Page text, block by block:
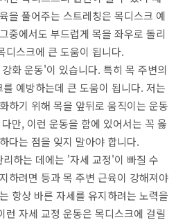
을 풀어주는 스트레칭은 목디스크 예
중에서도 부드럽게 목을 좌우로 돌리
디스크에 큰 도움이 됩니다.
화 운동'이 있습니다. 특히 목 주변의
예방하는데 큰 도움이 됩니다. 저는
하기 위해 목을 앞뒤로 움직이는 운동
만, 이런 운동을 함에 있어서는 꼭 옳
다는 점을 잊지 말아야 합니다.
하는 데에는 '자세 교정'이 빠질 수
하려면 등과 목 주변 근육이 강해져야
항상 바른 자세를 유지하려는 노력을
런 자세 교정 운동은 목디스크에 걸릴